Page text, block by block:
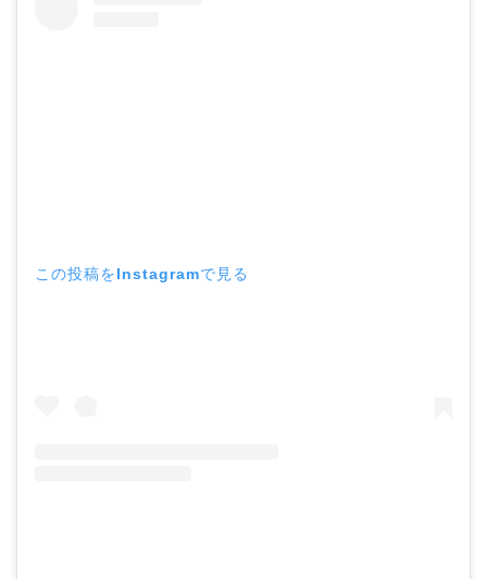
この投稿をInstagramで見る